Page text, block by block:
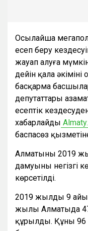
Осылайша
есеп беру
жауап алуға
дейін қала
басқарма
депутаттары
есептік
хабарлайды
баспасөз
Алматының 2019
дамуының негізгі
көрсетілді.
2019 жылдың 9
жылы Алматыда
құрылды. Құны 96